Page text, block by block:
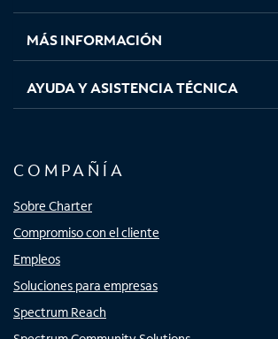
nuevanuevanuevanueva
MÁS INFORMACIÓN
AYUDA Y ASISTENCIA TÉCNICA
COMPAÑÍA
Sobre Charter
Compromiso con el cliente
Empleos
Soluciones para empresas
Spectrum Reach